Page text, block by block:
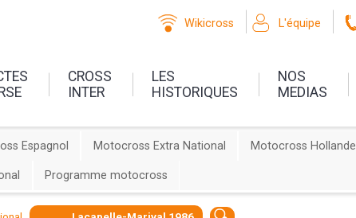
Wikicross L'équipe
CROSS
INTER
LES
HISTORIQUES
NOS
MEDIAS
Espagnol Motocross Extra National Motocross Hollande
Programme motocross